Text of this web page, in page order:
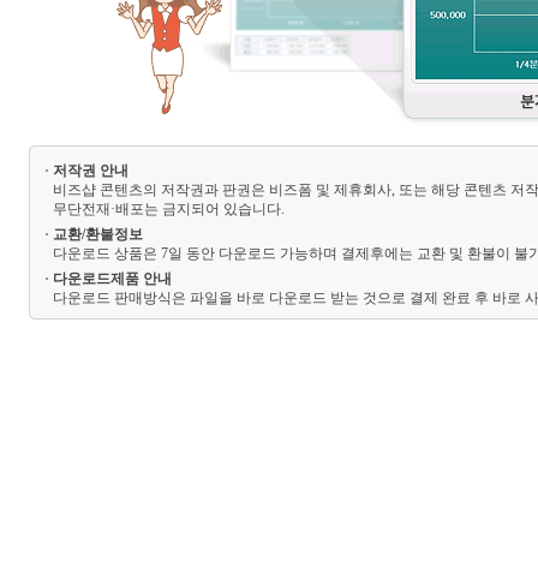
저작권 안내
비즈샵 콘텐츠의 저작권과 판권은 비즈폼 및 제휴회사, 또는 해당 콘텐츠 저
무단전재·배포는 금지되어 있습니다.
교환/환불정보
다운로드 상품은 7일 동안 다운로드 가능하며 결제후에는 교환 및 환불이
다운로드제품 안내
다운로드 판매방식은 파일을 바로 다운로드 받는 것으로 결제 완료 후 바로